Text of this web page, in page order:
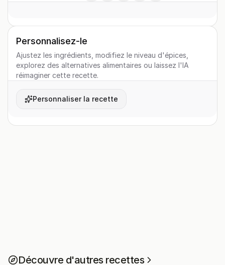
Personnalisez-le
Ajustez les ingrédients, modifiez le niveau d'épices,
explorez des alternatives alimentaires ou laissez l'IA
réimaginer cette recette.
Personnaliser la recette
Découvre d'autres recettes